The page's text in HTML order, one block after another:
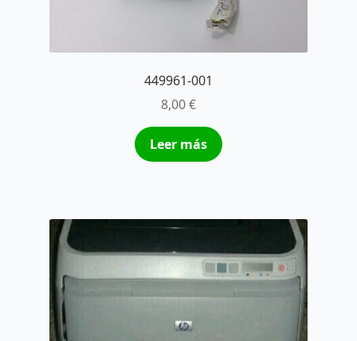
449961-001
8,00€
Leer más